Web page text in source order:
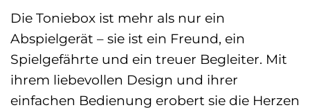
Die Toniebox ist mehr als nur ein
Abspielgerät – sie ist ein Freund, ein
Spielgefährte und ein treuer Begleiter. Mit
ihrem liebevollen Design und ihrer
einfachen Bedienung erobert sie die Herzen